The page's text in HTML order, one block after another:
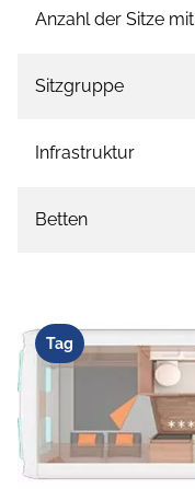
Anzahl der Sitze
Sitzgruppe
Infrastruktur
Betten
Tag